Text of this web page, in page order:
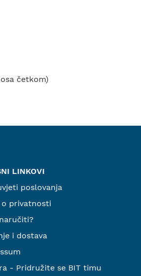
četkom)
LINKOVI
poslovanja
o privatnosti
i dostava
- Pridružite se BIT timu